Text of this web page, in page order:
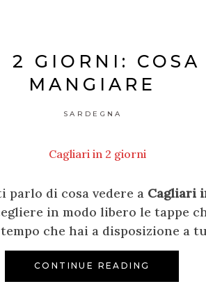
GIORNI: COSA
MANGIARE
SARDEGNA
di cosa vedere a Cagliari
in modo libero le tappe
che hai a disposizione a
CONTINUE READING